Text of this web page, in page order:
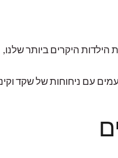
הילדות היקרים ביותר שלנו,
עם ניחוחות של שקד